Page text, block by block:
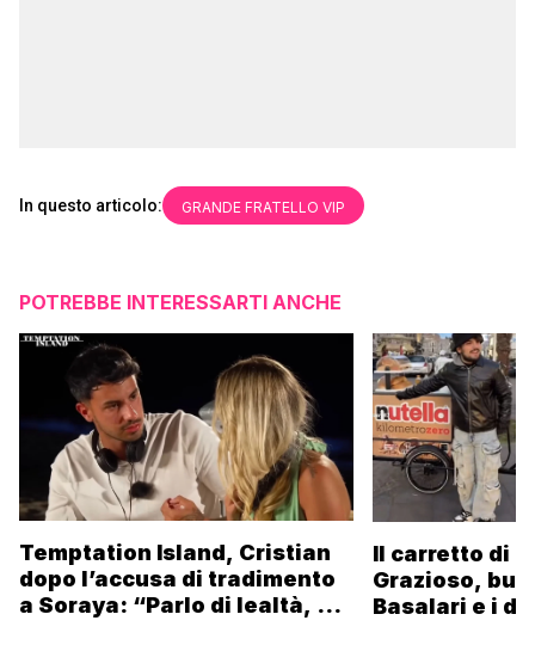
In questo articolo: GRANDE FRATELLO VIP
POTREBBE INTERESSARTI ANCHE
Temptation Island, Cristian
dopo l’accusa di tradimento
a Soraya: “Parlo di lealtà, ma
Il carretto di
Grazioso,
Basalari e i